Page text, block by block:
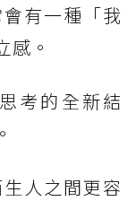
有一種「我
感。
考的全新結
人之間更容